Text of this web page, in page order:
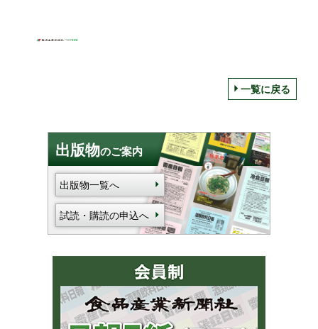
一覧に戻る
出版物のご案内
出版物一覧へ
試読・購読の申込へ